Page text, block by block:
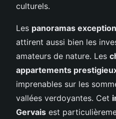
culturels.
Les panoramas
attirent aussi bien les
amateurs de nature. Les
appartements
imprenables sur les
vallées verdoyantes. Cet
Gervais est